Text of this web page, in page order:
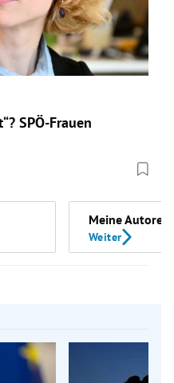
SPÖ-Frauen
Meine Autoren
Weiter